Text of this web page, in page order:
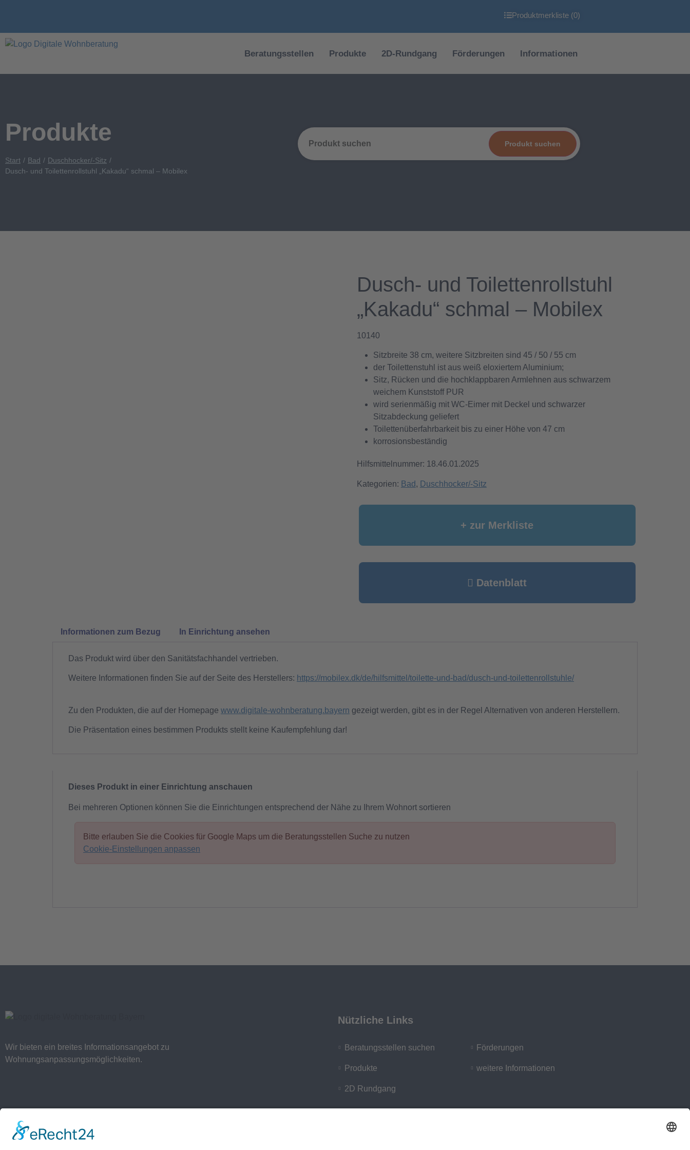
Produktmerkliste (0)
Beratungsstellen Produkte 2D-Rundgang Förderungen Informationen
Produkte
Start Bad
Duschhocker/-Sitz
Dusch- und Toilettenrollstuhl „Kakadu“ schmal – Mobilex
Produkt suchen
Dusch- und Toilettenrollstuhl
„Kakadu“ schmal – Mobilex
10140
Sitzbreite 38 cm, weitere Sitzbreiten sind 45 / 50 / 55 cm
der Toilettenstuhl ist aus weiß eloxiertem Aluminium;
Sitz, Rücken und die hochklappbaren Armlehnen aus schwarzem
weichem Kunststoff PUR
wird serienmäßig mit WC-Eimer mit Deckel und schwarzer
Sitzabdeckung geliefert
Toilettenüberfahrbarkeit bis zu einer Höhe von 47 cm
korrosionsbeständig
Hilfsmittelnummer: 18.46.01.2025
Kategorien: Bad , Duschhocker/-Sitz
+ zur Merkliste
Datenblatt
Informationen zum Bezug In Einrichtung ansehen
Das Produkt wird über den Sanitätsfachhandel vertrieben.
Weitere Informationen finden Sie auf der Seite des Herstellers: https://mobilex.dk/de/hilfsmittel/toilette-und-bad/dusch-und-toilettenrollstuhle/
Zu den Produkten, die auf der Homepage www.digitale-wohnberatung.bayern gezeigt werden, gibt es in der Regel Alternativen von anderen Herstellern.
Die Präsentation eines bestimmen Produkts stellt keine Kaufempfehlung dar!
Dieses Produkt in einer Einrichtung anschauen
Bei mehreren Optionen können Sie die Einrichtungen entsprechend der Nähe zu Ihrem Wohnort sortieren
Bitte erlauben Sie die Cookies für Google Maps um die Beratungsstellen Suche zu nutzen
Cookie-Einstellungen anpassen
Wir bieten ein breites Informationsangebot zu
Wohnungsanpassungsmöglichkeiten.
Nützliche Links
Beratungsstellen suchen
Produkte
2D Rundgang
Förderungen
weitere Informationen